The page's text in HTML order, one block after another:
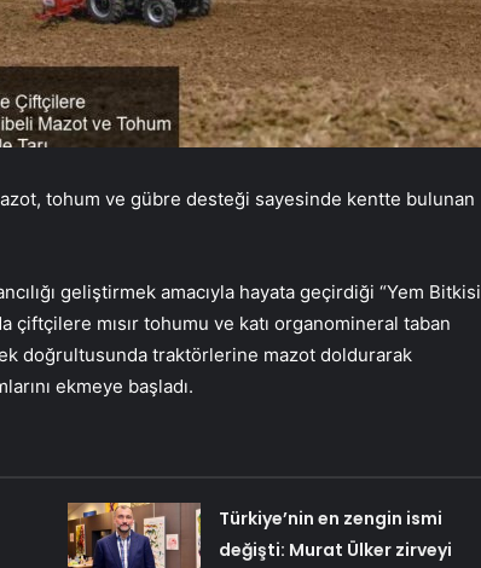
tohum ve gübre desteği sayesinde kentte bulunan
geliştirmek amacıyla hayata geçirdiği “Yem Bitkisi
çiftçilere mısır tohumu ve katı organomineral taban
doğrultusunda traktörlerine mazot doldurarak
ekmeye başladı.
Türkiye’nin en zengin ismi
değişti: Murat Ülker zirveyi